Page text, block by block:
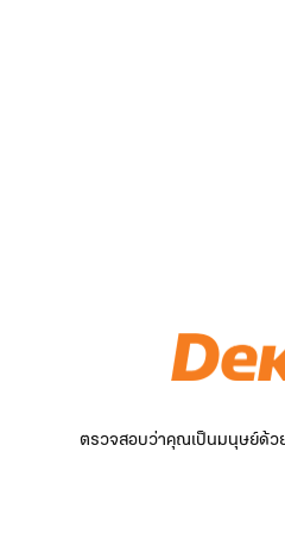
ตรวจสอบว่าคุณเป็นมนุษย์ด้ว